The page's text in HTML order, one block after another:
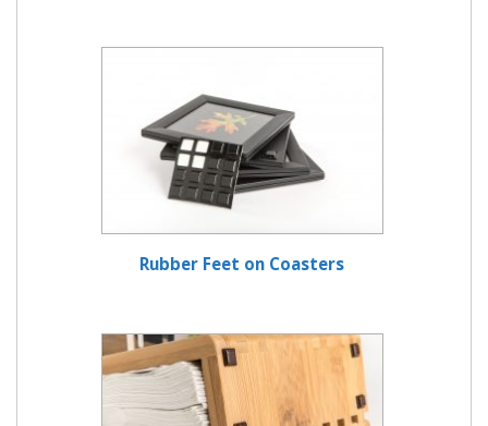
Rubber Feet on Coasters